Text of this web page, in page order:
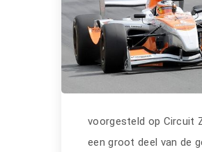
voorgesteld op Circuit
een groot deel van de